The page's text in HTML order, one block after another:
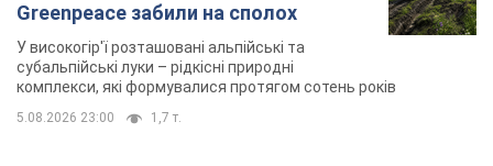
Greenpeace забили на сполох
У високогір'ї розташовані альпійські та
субальпійські луки – рідкісні природні
комплекси, які формувалися протягом сотень років
5.08.2026 23:00 1,7 т.